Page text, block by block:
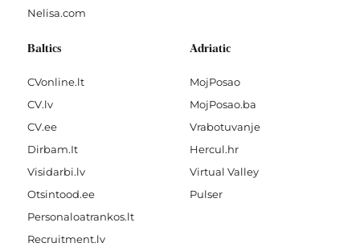
Nelisa.com
Baltics
CVonline.lt
CV.lv
CV.ee
Dirbam.It
Visidarbi.lv
Otsintood.ee
Personaloatrankos.lt
Recruitment.lv
Adriatic
MojPosao
MojPosao.ba
Vrabotuvanje
Hercul.hr
Virtual Valley
Pulser